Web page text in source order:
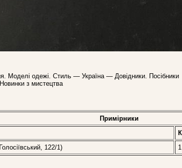
Моделі одежі. Стиль — Україна — Довідники. Посібники
з мистецтва
Примірники
122/1)
1